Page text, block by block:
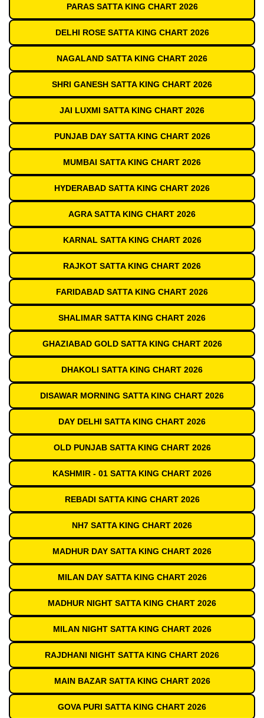
PARAS SATTA KING CHART 2026
DELHI ROSE SATTA KING CHART 2026
NAGALAND SATTA KING CHART 2026
SHRI GANESH SATTA KING CHART 2026
JAI LUXMI SATTA KING CHART 2026
PUNJAB DAY SATTA KING CHART 2026
MUMBAI SATTA KING CHART 2026
HYDERABAD SATTA KING CHART 2026
AGRA SATTA KING CHART 2026
KARNAL SATTA KING CHART 2026
RAJKOT SATTA KING CHART 2026
FARIDABAD SATTA KING CHART 2026
SHALIMAR SATTA KING CHART 2026
GHAZIABAD GOLD SATTA KING CHART 2026
DHAKOLI SATTA KING CHART 2026
DISAWAR MORNING SATTA KING CHART 2026
DAY DELHI SATTA KING CHART 2026
OLD PUNJAB SATTA KING CHART 2026
KASHMIR - 01 SATTA KING CHART 2026
REBADI SATTA KING CHART 2026
NH7 SATTA KING CHART 2026
MADHUR DAY SATTA KING CHART 2026
MILAN DAY SATTA KING CHART 2026
MADHUR NIGHT SATTA KING CHART 2026
MILAN NIGHT SATTA KING CHART 2026
RAJDHANI NIGHT SATTA KING CHART 2026
MAIN BAZAR SATTA KING CHART 2026
GOVA PURI SATTA KING CHART 2026